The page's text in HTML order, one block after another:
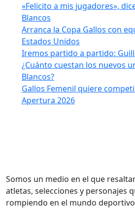
«Felicito a mis jugadores»,
Blancos
Arranca la Copa Gallos con
Estados Unidos
Iremos partido a partido:
¿Cuánto cuestan los nuevos
Blancos?
Gallos Femenil quiere
Apertura 2026
Somos un medio en el que
atletas, selecciones y personajes
rompiendo en el mundo